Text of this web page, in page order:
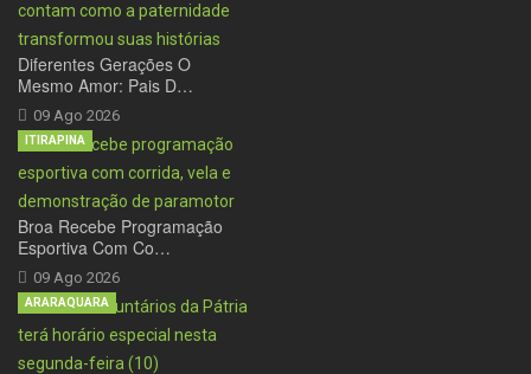
Diferentes Gerações O
Mesmo Amor: Pais D…
09 Ago 2026
Broa Recebe Programação
Esportiva Com Co…
09 Ago 2026
ITIRAPINA
ARARAQUARA